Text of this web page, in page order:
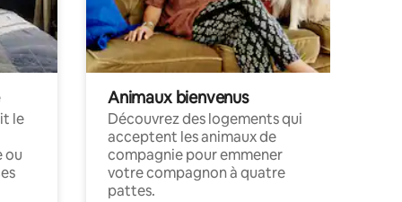
le
ou
Animaux bienvenus
Découvrez des logements qui
acceptent les animaux de
compagnie pour emmener
votre compagnon à quatre
pattes.